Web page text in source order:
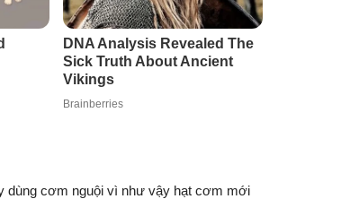
dùng cơm nguội vì như vậy hạt cơm mới